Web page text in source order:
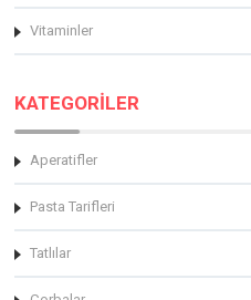
Vitaminler
KATEGORİLER
Aperatifler
Pasta Tarifleri
Tatlılar